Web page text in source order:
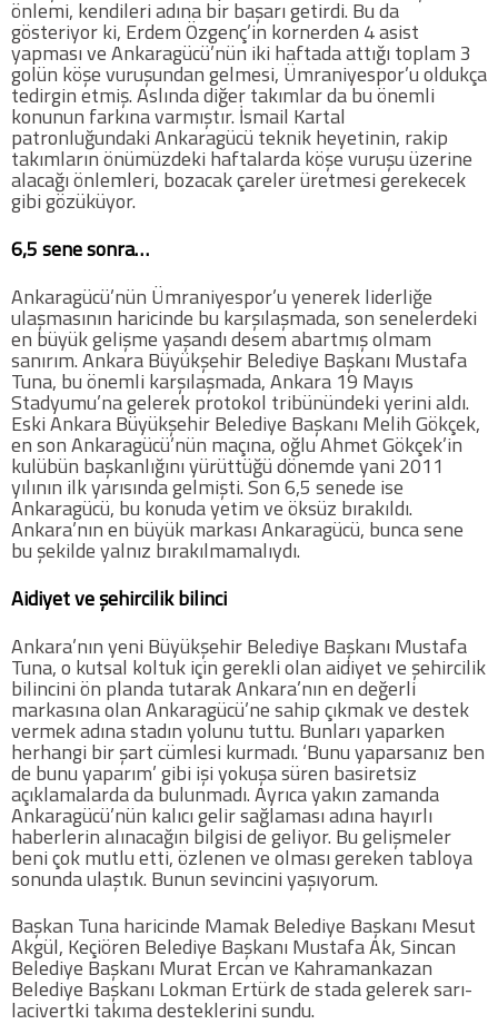
önlemi, kendileri adına bir başarı getirdi. Bu da
gösteriyor ki, Erdem Özgenç’in kornerden 4 asist
yapması ve Ankaragücü’nün iki haftada attığı toplam 3
golün köşe vuruşundan gelmesi, Ümraniyespor’u oldukça
tedirgin etmiş. Aslında diğer takımlar da bu önemli
konunun farkına varmıştır. İsmail Kartal
patronluğundaki Ankaragücü teknik heyetinin, rakip
takımların önümüzdeki haftalarda köşe vuruşu üzerine
alacağı önlemleri, bozacak çareler üretmesi gerekecek
gibi gözüküyor.
6,5 sene sonra…
Ankaragücü’nün Ümraniyespor’u yenerek liderliğe
ulaşmasının haricinde bu karşılaşmada, son senelerdeki
en büyük gelişme yaşandı desem abartmış olmam
sanırım. Ankara Büyükşehir Belediye Başkanı Mustafa
Tuna, bu önemli karşılaşmada, Ankara 19 Mayıs
Stadyumu’na gelerek protokol tribünündeki yerini aldı.
Eski Ankara Büyükşehir Belediye Başkanı Melih Gökçek,
en son Ankaragücü’nün maçına, oğlu Ahmet Gökçek’in
kulübün başkanlığını yürüttüğü dönemde yani 2011
yılının ilk yarısında gelmişti. Son 6,5 senede ise
Ankaragücü, bu konuda yetim ve öksüz bırakıldı.
Ankara’nın en büyük markası Ankaragücü, bunca sene
bu şekilde yalnız bırakılmamalıydı.
Aidiyet ve şehircilik bilinci
Ankara’nın yeni Büyükşehir Belediye Başkanı Mustafa
Tuna, o kutsal koltuk için gerekli olan aidiyet ve şehircilik
bilincini ön planda tutarak Ankara’nın en değerli
markasına olan Ankaragücü’ne sahip çıkmak ve destek
vermek adına stadın yolunu tuttu. Bunları yaparken
herhangi bir şart cümlesi kurmadı. ‘Bunu yaparsanız ben
de bunu yaparım’ gibi işi yokuşa süren basiretsiz
açıklamalarda da bulunmadı. Ayrıca yakın zamanda
Ankaragücü’nün kalıcı gelir sağlaması adına hayırlı
haberlerin alınacağın bilgisi de geliyor. Bu gelişmeler
beni çok mutlu etti, özlenen ve olması gereken tabloya
sonunda ulaştık. Bunun sevincini yaşıyorum.
Başkan Tuna haricinde Mamak Belediye Başkanı Mesut
Akgül, Keçiören Belediye Başkanı Mustafa Ak, Sincan
Belediye Başkanı Murat Ercan ve Kahramankazan
Belediye Başkanı Lokman Ertürk de stada gelerek sarı-
lacivertki takıma desteklerini sundu.